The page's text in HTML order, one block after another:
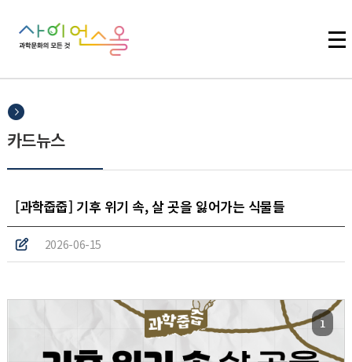
카드뉴스
[과학줍줍] 기후 위기 속, 살 곳을 잃어가는 식물들
2026-06-15
1